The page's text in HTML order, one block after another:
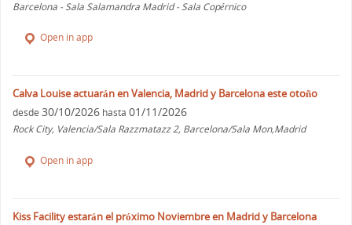
Barcelona - Sala Salamandra Madrid - Sala Copérnico
Open in app
Calva Louise actuarán en Valencia, Madrid y Barcelona este otoño
desde 30/10/2026 hasta 01/11/2026
Rock City, Valencia/Sala Razzmatazz 2, Barcelona/Sala Mon,Madrid
Open in app
Kiss Facility estarán el próximo Noviembre en Madrid y Barcelona